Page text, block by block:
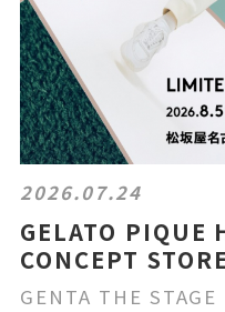
2026.07.24
GELATO PIQUE
CONCEPT STORE
GENTA THE STAGE